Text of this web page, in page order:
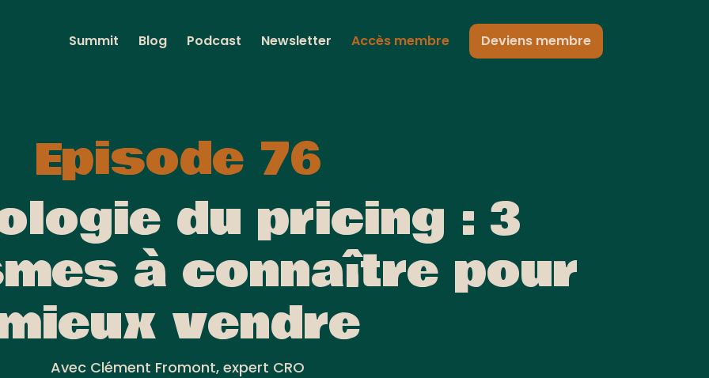
Summit Blog Podcast Newsletter Accès membre Deviens membre
Episode 76
du pricing : 3
à connaître pour
vendre
Avec Clément Fromont, expert CRO